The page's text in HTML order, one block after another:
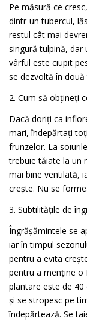
Pe măsură ce
dintr-un tubercul,
restul cât mai
singură tulpină,
vârful este ciupit
se dezvoltă în două
2. Cum să obțineți
Dacă doriți ca
mari, îndepărtați
frunzelor. La
trebuie tăiate la un
mai bine ventilată,
crește. Nu se
3. Subtilitățile de
Îngrășămintele se
iar în timpul
pentru a evita
pentru a menține o
plantare este de 40
și se stropesc pe
îndepărtează. Se